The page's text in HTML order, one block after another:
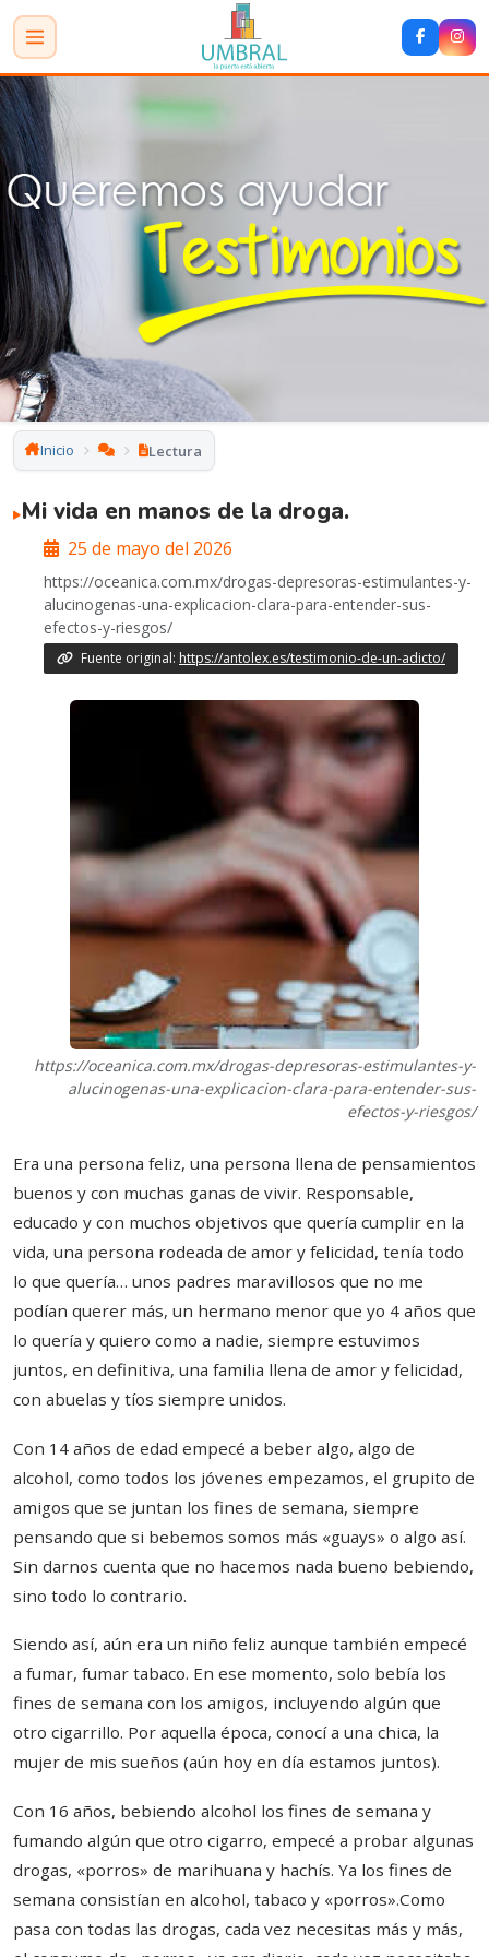
Inicio Lectura
Mi vida en manos de la droga.
25 de mayo del 2026
https://oceanica.com.mx/drogas-depresoras-estimulantes-y-
alucinogenas-una-explicacion-clara-para-entender-sus-
efectos-y-riesgos/
Fuente original: https://antolex.es/testimonio-de-un-adicto/
https://oceanica.com.mx/drogas-depresoras-estimulantes-y-
alucinogenas-una-explicacion-clara-para-entender-sus-
efectos-y-riesgos/
Era una persona feliz, una persona llena de pensamientos
buenos y con muchas ganas de vivir. Responsable,
educado y con muchos objetivos que quería cumplir en la
vida, una persona rodeada de amor y felicidad, tenía todo
lo que quería… unos padres maravillosos que no me
podían querer más, un hermano menor que yo 4 años que
lo quería y quiero como a nadie, siempre estuvimos
juntos, en definitiva, una familia llena de amor y felicidad,
con abuelas y tíos siempre unidos.
Con 14 años de edad empecé a beber algo, algo de
alcohol, como todos los jóvenes empezamos, el grupito de
amigos que se juntan los fines de semana, siempre
pensando que si bebemos somos más «guays» o algo así.
Sin darnos cuenta que no hacemos nada bueno bebiendo,
sino todo lo contrario.
Siendo así, aún era un niño feliz aunque también empecé
a fumar, fumar tabaco. En ese momento, solo bebía los
fines de semana con los amigos, incluyendo algún que
otro cigarrillo. Por aquella época, conocí a una chica, la
mujer de mis sueños (aún hoy en día estamos juntos).
Con 16 años, bebiendo alcohol los fines de semana y
fumando algún que otro cigarro, empecé a probar algunas
drogas, «porros» de marihuana y hachís. Ya los fines de
semana consistían en alcohol, tabaco y «porros».Como
pasa con todas las drogas, cada vez necesitas más y más,